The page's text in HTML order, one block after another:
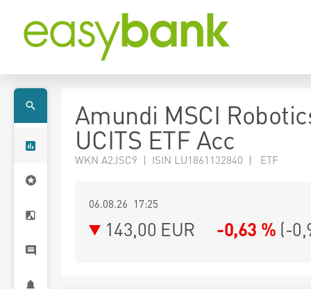
Amundi MSCI
UCITS ETF Acc
WKN A2JSC9 | ISIN LU1861132840 | ETF
06.08.26 17:25
143,00 EUR -0,63 % (-